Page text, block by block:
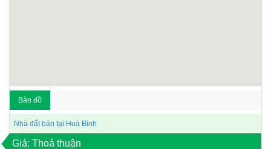
Bản đồ
Nhà đất bán tại Hoà Bình
Giá: Thoả thuận